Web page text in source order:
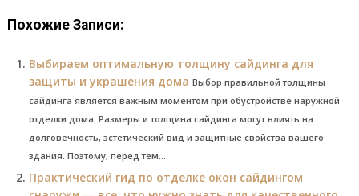
Похожие Записи:
Выбираем оптимальную толщину сайдинга для
защиты и украшения дома Выбор правильной толщины
сайдинга является важным моментом при обустройстве наружной
отделки дома. Размеры и толщина сайдинга могут влиять на
долговечность, эстетический вид и защитные свойства вашего
здания. Поэтому, перед тем...
Практический гид по отделке окон сайдингом